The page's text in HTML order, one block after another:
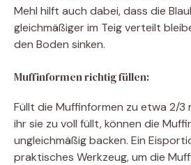
Mehl hilft auch dabei, dass die
gleichmäßiger im Teig verteilt
den Boden sinken.
Muffinformen richtig füllen:
Füllt die Muffinformen zu etwa 2/3
ihr sie zu voll füllt, können die
ungleichmäßig backen. Ein
praktisches Werkzeug, um die